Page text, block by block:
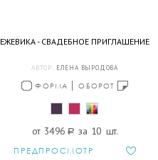
ЕЖЕВИКА - СВАДЕБНОЕ ПРИГЛАШЕНИЕ
АВТОР: ЕЛЕНА ВЫРОДОВА
ФОРМА ОБОРОТ
от 3496 a за 10 шт.
ПРЕДПРОСМОТР